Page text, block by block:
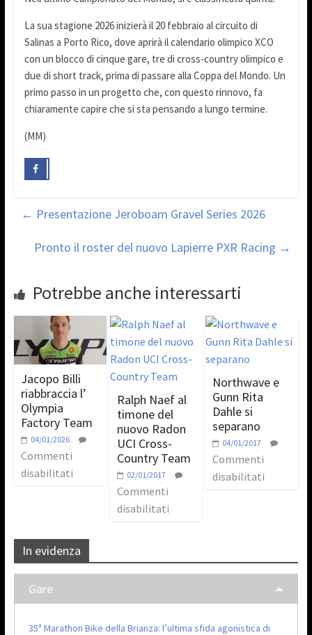
La sua stagione 2026 inizierà il 20 febbraio al circuito di
Salinas a Porto Rico, dove aprirà il calendario olimpico XCO
con un blocco di cinque gare, tre di cross-country olimpico e
due di short track, prima di passare alla Coppa del Mondo. Un
primo passo in un progetto che, con questo rinnovo, fa
chiaramente capire che si sta pensando a lungo termine.
(MM)
← Presentazione Jeroboam Gravel Series 2026
Pronto il roster del nuovo Lapierre PXR Racing →
Potrebbe anche interessarti
Jacopo Billi
riabbraccia l’
Olympia
Factory Team
04/01/2026
Commenti
disabilitati
Ralph Naef al
timone del
nuovo Radon
UCI Cross-
Country Team
02/01/2017
Commenti
disabilitati
Northwave e
Gunn Rita
Dahle si
separano
04/01/2017
Commenti
disabilitati
In evidenza
Gare
35ª Marathon Bike della Brianza: l’ultima sfida agonistica di